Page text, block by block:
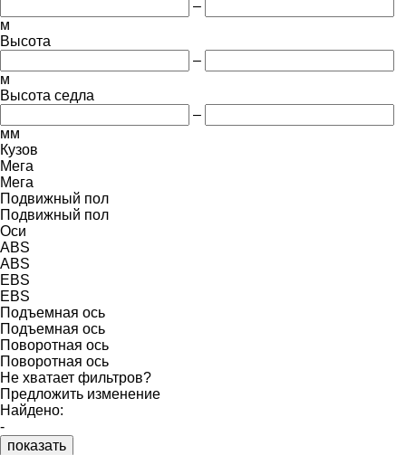
–
м
Высота
–
м
Высота седла
–
мм
Кузов
Мега
Мега
Подвижный пол
Подвижный пол
Оси
ABS
ABS
EBS
EBS
Подъемная ось
Подъемная ось
Поворотная ось
Поворотная ось
Не хватает фильтров?
Предложить изменение
Найдено:
-
показать